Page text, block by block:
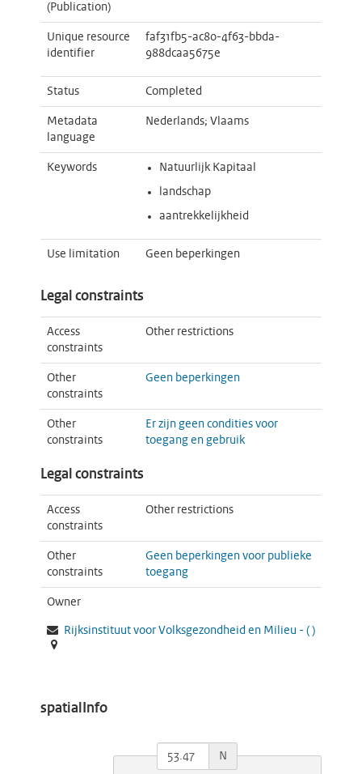
(Publication)
Unique resource
identifier
faf31fb5-ac80-4f63-bbda-
988dcaa5675e
Status Completed
Metadata
language
Nederlands; Vlaams
Keywords Natuurlijk Kapitaal
landschap
aantrekkelijkheid
Use limitation Geen beperkingen
Legal constraints
Access
constraints
Other restrictions
Other
constraints
Geen beperkingen
Other
constraints
Er zijn geen condities voor
toegang en gebruik
Legal constraints
Access
constraints
Other restrictions
Other
constraints
Geen beperkingen voor publieke
toegang
Owner
Rijksinstituut voor Volksgezondheid en Milieu - ( )
spatialInfo
N